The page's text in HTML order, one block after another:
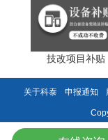
4. 人才培养绿色
研发人员职称评
程、放宽评审条件
化等实际贡献，可
可申领实习补贴，
技改项目补贴
关于科泰 申报通知